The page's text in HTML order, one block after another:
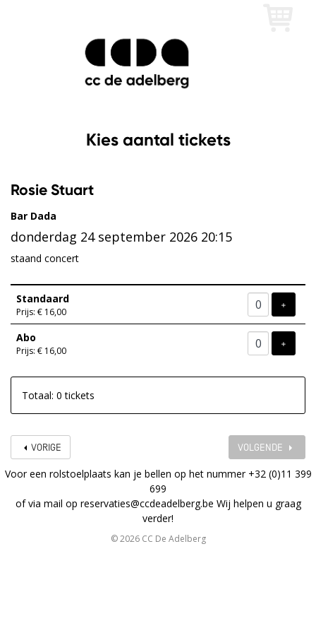
Kies aantal tickets
Rosie Stuart
Bar Dada
donderdag 24 september 2026 20:15
staand concert
Aantal
Standaard
Prijs: € 16,00
+
Abo
Prijs: € 16,00
+
Totaal: 0 tickets
VORIGE VOLGENDE
Voor een rolstoelplaats kan je bellen op het nummer +32 (0)11 399
699
of via mail op reservaties@ccdeadelberg.be Wij helpen u graag
verder!
© 2026 CC De Adelberg